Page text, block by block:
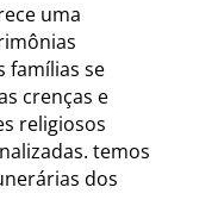
uma
famílias se
crenças e
religiosos
temos
dos